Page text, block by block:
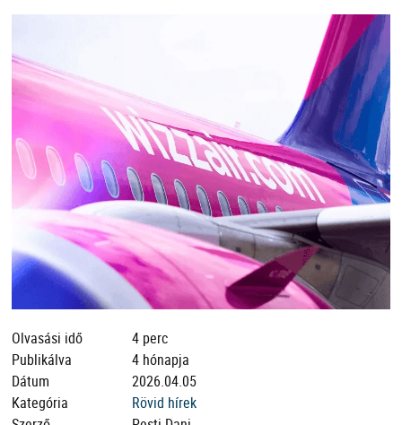
Olvasási idő
4 perc
Publikálva
4 hónapja
Dátum
2026.04.05
Kategória
Rövid hírek